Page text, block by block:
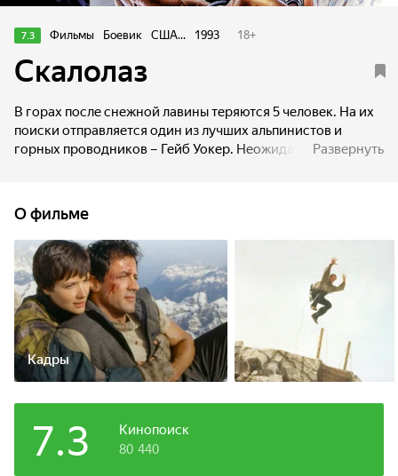
7.3 Фильмы Боевик США... 1993 18+
Скалолаз
В горах после снежной лавины теряются 5 человек. На их
поиски отправляется один из лучших альпинистов и
горных проводников – Гейб Уокер. Неожиданно он
Гейб станет нежелательным свидетелем, от которого без
раздумья «избавятся». Но свою жизнь он терять так
просто не собирается и объявляет безжалостную войну
банде вооруженных до зубов боевиков под
предводительством международного террориста Эрика
Куалена...
Развернуть
О фильме
Кадры
Кинопоиск
7.3 80 440